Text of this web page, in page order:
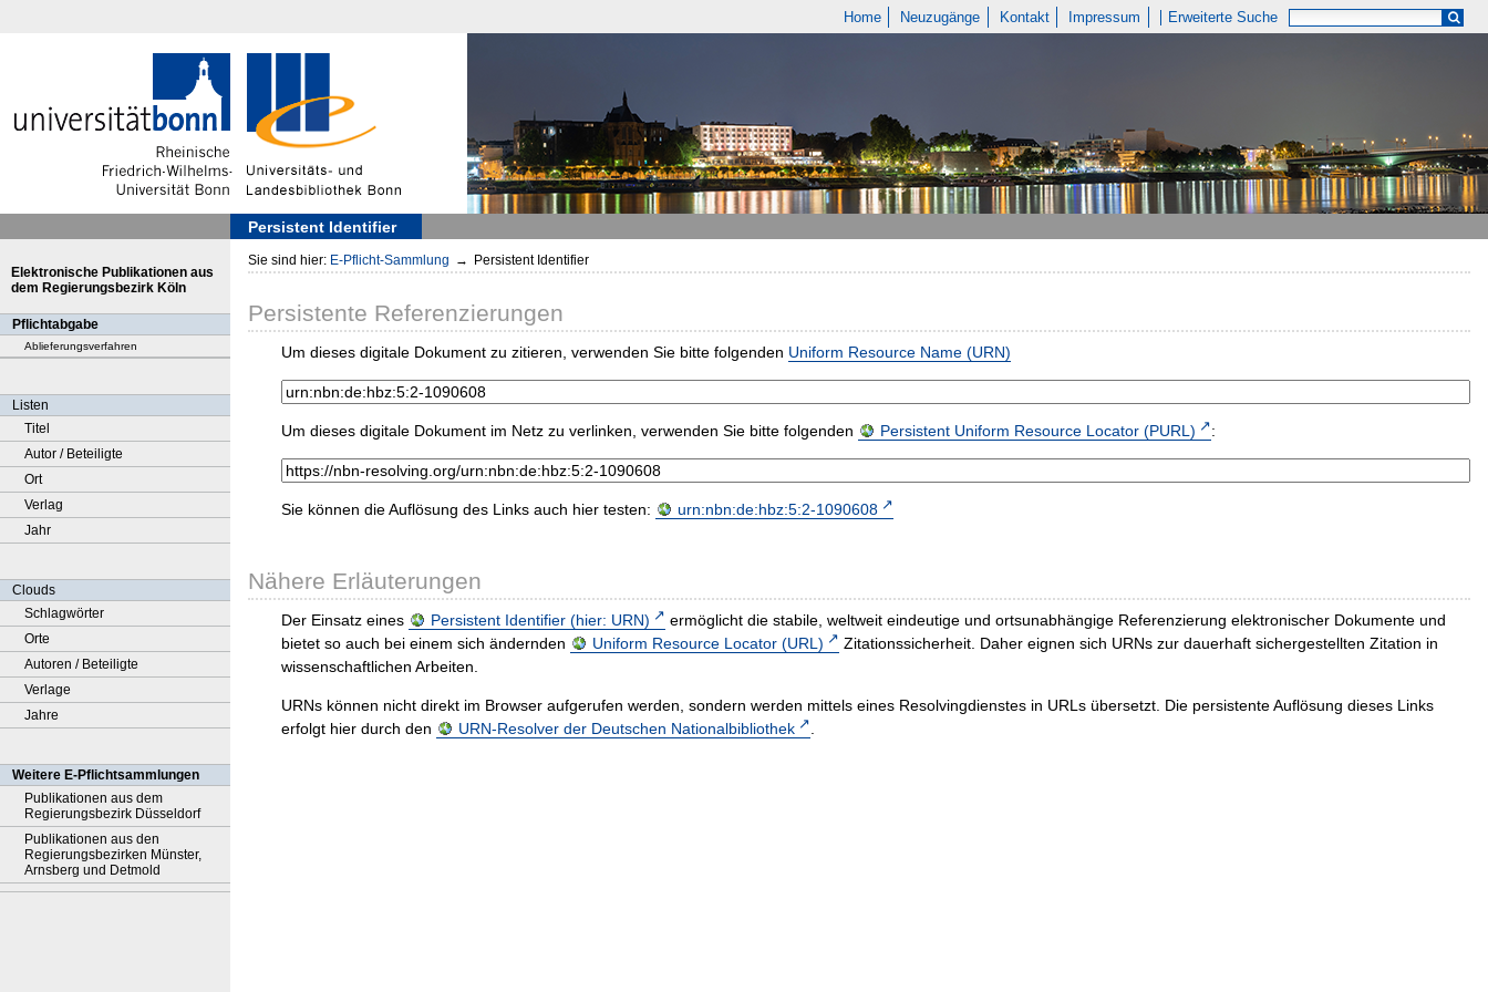
Home Neuzugänge Kontakt Impressum Erweiterte Suche
Persistent Identifier
Elektronische Publikationen aus
dem Regierungsbezirk Köln
Pflichtabgabe
Ablieferungsverfahren
Listen
Titel
Autor / Beteiligte
Ort
Verlag
Jahr
Clouds
Schlagwörter
Orte
Autoren / Beteiligte
Verlage
Jahre
Weitere E-Pflichtsammlungen
Publikationen aus dem
Regierungsbezirk Düsseldorf
Publikationen aus den
Regierungsbezirken Münster,
Arnsberg und Detmold
Sie sind hier: E-Pflicht-Sammlung → Persistent Identifier
Persistente Referenzierungen
Um dieses digitale Dokument zu zitieren, verwenden Sie bitte folgenden Uniform Resource Name (URN)
Um dieses digitale Dokument im Netz zu verlinken, verwenden Sie bitte folgenden Persistent Uniform Resource Locator (PURL) :
Sie können die Auflösung des Links auch hier testen: urn:nbn:de:hbz:5:2-1090608
Nähere Erläuterungen
Der Einsatz eines Persistent Identifier (hier: URN)
ermöglicht die stabile, weltweit eindeutige und ortsunabhängige Referenzierung elektronischer Dokumente und
bietet so auch bei einem sich ändernden
Uniform Resource Locator (URL)
Zitationssicherheit. Daher eignen sich URNs zur dauerhaft sichergestellten Zitation in
wissenschaftlichen Arbeiten.
URNs können nicht direkt im Browser aufgerufen werden, sondern werden mittels eines Resolvingdienstes in URLs übersetzt. Die persistente Auflösung dieses Links
erfolgt hier durch den
URN-Resolver der Deutschen Nationalbibliothek .